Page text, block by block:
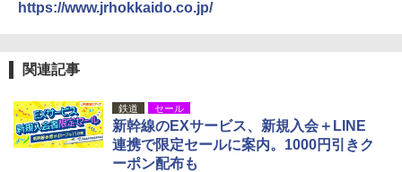
https://www.jrhokkaido.co.jp/
関連記事
鉄道 セール
新幹線のEXサービス、新規入会＋LINE
連携で限定セールに案内。1000円引きク
ーポン配布も